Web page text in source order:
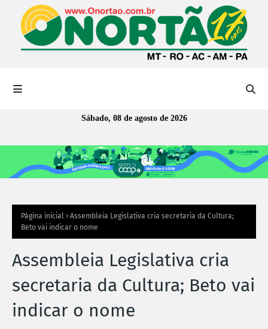
Sábado, 08 de agosto de 2026
Página inicial
Assembleia Legislativa cria secretaria da Cultura;
Beto vai indicar o nome
Assembleia Legislativa cria
secretaria da Cultura; Beto vai
indicar o nome